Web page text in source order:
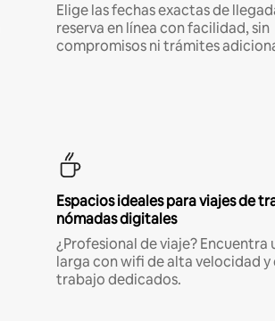
Elige las fechas exactas de
reserva en línea con facilidad, sin
compromisos ni trámites
Espacios ideales para viajes de
nómadas digitales
¿Profesional de viaje? Encuentra
larga con wifi de alta velocidad y
trabajo dedicados.